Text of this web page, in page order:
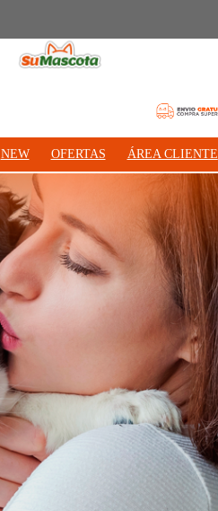
NEW OFERTAS ÁREA CLIENTE